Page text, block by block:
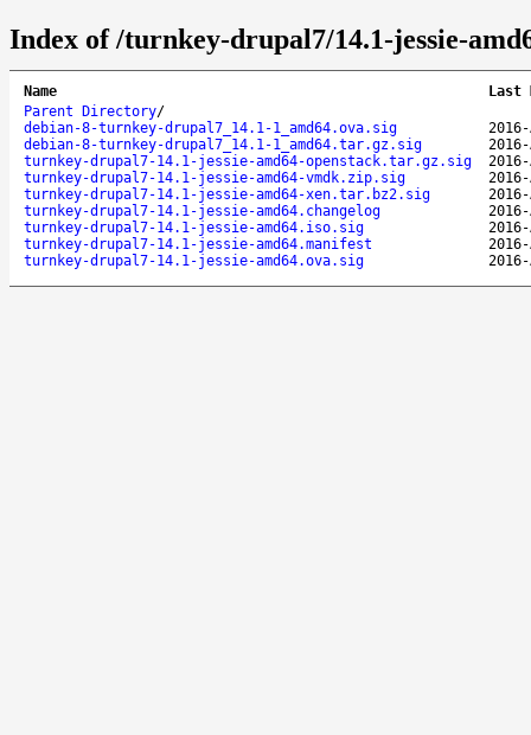
Index of /turnkey-drupal7/14.1-jessie-
Name
Last
Parent Directory/
debian-8-turnkey-drupal7_14.1-1_amd64.ova.sig
debian-8-turnkey-drupal7_14.1-1_amd64.tar.gz.sig
turnkey-drupal7-14.1-jessie-amd64-openstack.tar.gz.sig
turnkey-drupal7-14.1-jessie-amd64-vmdk.zip.sig
turnkey-drupal7-14.1-jessie-amd64-xen.tar.bz2.sig
turnkey-drupal7-14.1-jessie-amd64.changelog
turnkey-drupal7-14.1-jessie-amd64.iso.sig
turnkey-drupal7-14.1-jessie-amd64.manifest
turnkey-drupal7-14.1-jessie-amd64.ova.sig